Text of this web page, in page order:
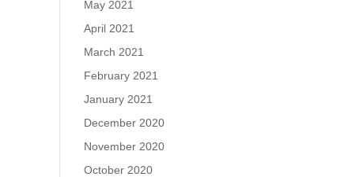
May 2021
April 2021
March 2021
February 2021
January 2021
December 2020
November 2020
October 2020